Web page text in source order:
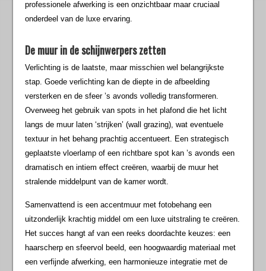
professionele afwerking is een onzichtbaar maar cruciaal
onderdeel van de luxe ervaring.
De muur in de schijnwerpers zetten
Verlichting is de laatste, maar misschien wel belangrijkste
stap. Goede verlichting kan de diepte in de afbeelding
versterken en de sfeer ’s avonds volledig transformeren.
Overweeg het gebruik van spots in het plafond die het licht
langs de muur laten ‘strijken’ (wall grazing), wat eventuele
textuur in het behang prachtig accentueert. Een strategisch
geplaatste vloerlamp of een richtbare spot kan ’s avonds een
dramatisch en intiem effect creëren, waarbij de muur het
stralende middelpunt van de kamer wordt.
Samenvattend is een accentmuur met fotobehang een
uitzonderlijk krachtig middel om een luxe uitstraling te creëren.
Het succes hangt af van een reeks doordachte keuzes: een
haarscherp en sfeervol beeld, een hoogwaardig materiaal met
een verfijnde afwerking, een harmonieuze integratie met de